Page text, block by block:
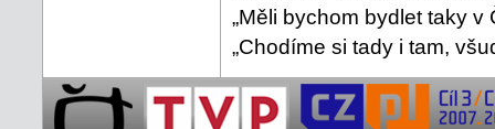
„Měli bychom bydlet taky v
„Chodíme si tady i tam,